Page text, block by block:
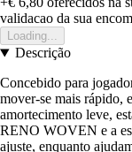
validacao da sua
Loading...
Descrição
Concebido para
mover-se mais rápido,
amortecimento leve,
RENO WOVEN e a
ajuste, enquanto